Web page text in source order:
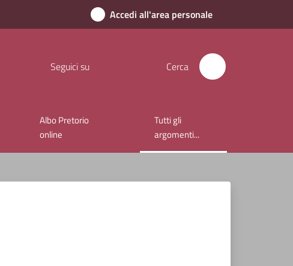
Accedi all'area personale
Seguici su Cerca
Albo Pretorio
online
Tutti gli
argomenti...
Menu selezionato